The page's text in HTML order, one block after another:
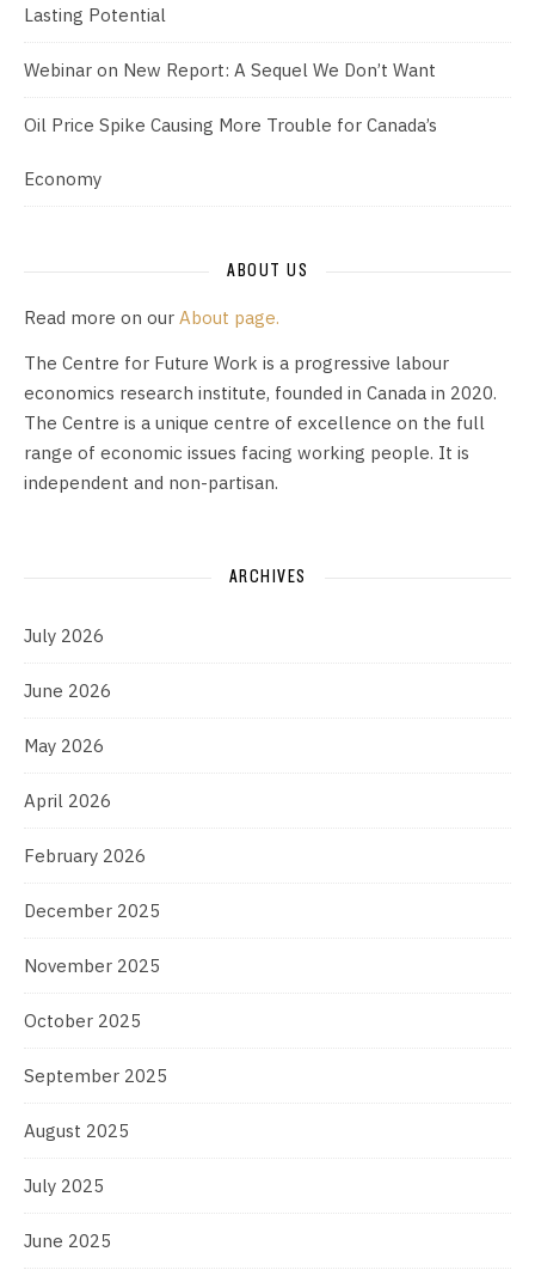
Lasting Potential
Webinar on New Report: A Sequel We Don’t Want
Oil Price Spike Causing More Trouble for Canada’s
Economy
ABOUT US
Read more on our About page.
The Centre for Future Work is a progressive labour
economics research institute, founded in Canada in 2020.
The Centre is a unique centre of excellence on the full
range of economic issues facing working people. It is
independent and non-partisan.
ARCHIVES
July 2026
June 2026
May 2026
April 2026
February 2026
December 2025
November 2025
October 2025
September 2025
August 2025
July 2025
June 2025